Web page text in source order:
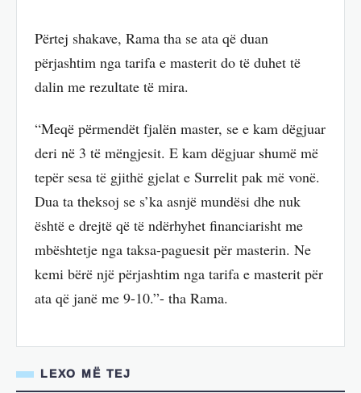
Përtej shakave, Rama tha se ata që duan
përjashtim nga tarifa e masterit do të duhet të
dalin me rezultate të mira.
“Meqë përmendët fjalën master, se e kam dëgjuar
deri në 3 të mëngjesit. E kam dëgjuar shumë më
tepër sesa të gjithë gjelat e Surrelit pak më vonë.
Dua ta theksoj se s’ka asnjë mundësi dhe nuk
është e drejtë që të ndërhyhet financiarisht me
mbështetje nga taksa-paguesit për masterin. Ne
kemi bërë një përjashtim nga tarifa e masterit për
ata që janë me 9-10.”- tha Rama.
LEXO MË TEJ